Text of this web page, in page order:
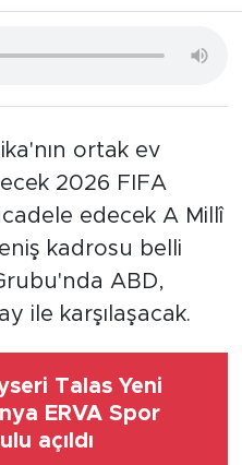
ortak ev
2026 FIFA
edecek A Millî
kadrosu belli
ABD,
ile karşılaşacak.
Talas Yeni
ERVA Spor
açıldı